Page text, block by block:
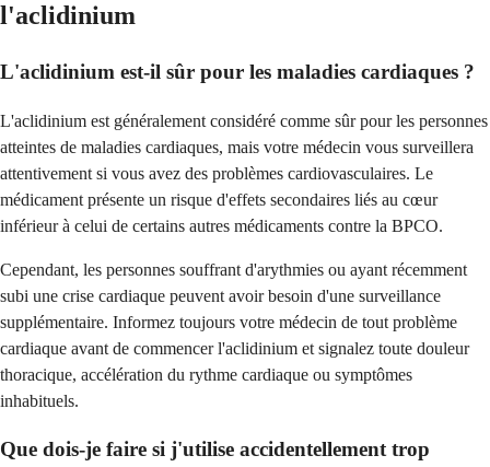
l'aclidinium
L'aclidinium est-il sûr pour les maladies cardiaques ?
L'aclidinium est généralement considéré comme sûr pour les personnes
atteintes de maladies cardiaques, mais votre médecin vous surveillera
attentivement si vous avez des problèmes cardiovasculaires. Le
médicament présente un risque d'effets secondaires liés au cœur
inférieur à celui de certains autres médicaments contre la BPCO.
Cependant, les personnes souffrant d'arythmies ou ayant récemment
subi une crise cardiaque peuvent avoir besoin d'une surveillance
supplémentaire. Informez toujours votre médecin de tout problème
cardiaque avant de commencer l'aclidinium et signalez toute douleur
thoracique, accélération du rythme cardiaque ou symptômes
inhabituels.
Que dois-je faire si j'utilise accidentellement trop